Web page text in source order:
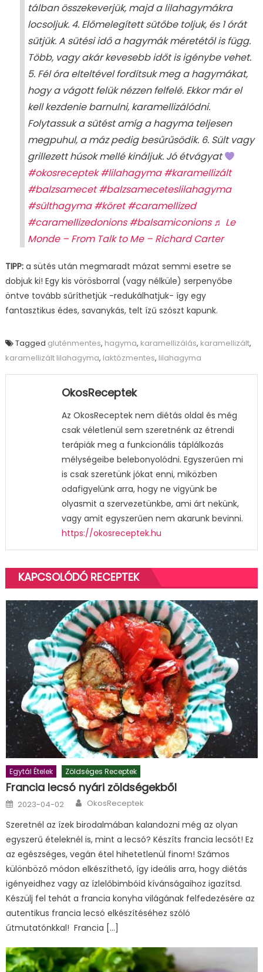
tálban összekeverjük, majd a lilahagymákra
locsoljuk. 4. Előmelegített sütőbe toljuk, és 1 órát
sütjük. A sütési idő a hagymák méretétől is függ.
Több, vagy akár kevesebb időt is igénybe vehet.
5. Fél óra elteltével fordítsuk meg a hagymákat,
hogy a vágott felük nézzen felfelé. Ekkor már el
kell kezdenie barnulni, karamellizálódni.
Folytassuk a sütést amíg a hagyma teljesen
megpuhul, a máz pedig besűrűsödik. 6. Sült vagy
grillezett húsok mellé kináljuk. Jó étvágyat
#okosreceptek #lilahagyma #karamellizált
#balzsamecet #balzsameceteslilahagyma
#sülthagyma #köret #caramellized
#caramellizedonions #balsamiconions ♬ Le
Monde – From Talk to Me – Richard Carter
TIPP:a sütés után megmaradt mázat semmi esetre se
dobjuk ki! Egy kis vörösborral (vagy nélküle) serpenyőbe
öntve tovább sűríthetjük -redukálhatjuk- így egy
fantasztikus édes, savanykás, telt ízű szószt kapunk.
Tagged gluténmentes, hagyma, karamellizálás, karamellizált,
karamellizált lilahagyma, laktózmentes, lilahagyma
OkosReceptek
Az OkosReceptek nem diétás oldal és még
csak véletlenül sem szeretnénk az étrendi
terápiák meg a funkcionális táplálkozás
mélységeibe belebonyolódni. Egyszerűen mi
is csak szeretünk jókat enni, miközben
odafigyelünk arra, hogy ne vigyünk be
olyasmit a szervezetünkbe, ami árt nekünk,
vagy amit egyszerűen nem akarunk bevinni.
https://okosreceptek.hu
KAPCSOLÓDÓ RECEPTEK
Egytál Ételek Zöldséges Receptek
Francia lecsó nyári zöldségekből
Posted
on
2023-04-02 Author
OkosReceptek
Szeretnél az ízek birodalmában kalandozni még az olyan
egyszerű ételeknél is, mint a lecsó? Készíts francia lecsót! Ez
az egészséges, vegán étel hihetetlenül finom! Számos
különböző módon elkészíthető, így ideális arra, hogy diétás
igényeidhez vagy az ízlelőbimbóid kívánságaihoz igazítsd.
Készülj fel tehát a francia konyha világának felfedezésére az
autentikus francia lecsó elkészítéséhez szóló
útmutatónkkal! Francia […]